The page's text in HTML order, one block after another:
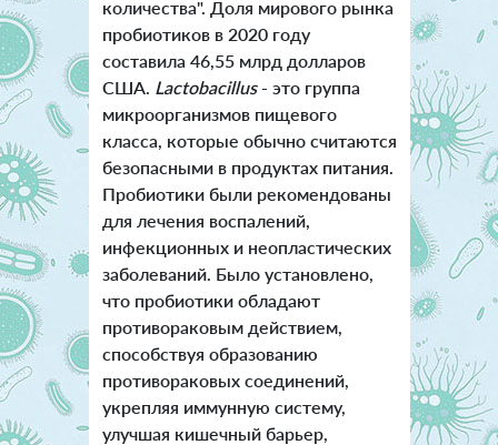
количества". Доля мирового рынка
пробиотиков в 2020 году
составила 46,55 млрд долларов
США. Lactobacillus - это группа
микроорганизмов пищевого
класса, которые обычно считаются
безопасными в продуктах питания.
Пробиотики были рекомендованы
для лечения воспалений,
инфекционных и неопластических
заболеваний. Было установлено,
что пробиотики обладают
противораковым действием,
способствуя образованию
противораковых соединений,
укрепляя иммунную систему,
улучшая кишечный барьер,